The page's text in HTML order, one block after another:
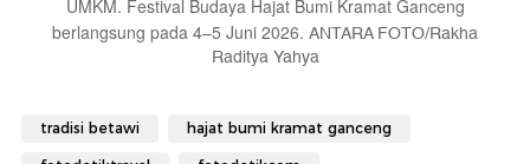
UMKM. Festival Budaya Hajat Bumi Kramat Ganceng
berlangsung pada 4–5 Juni 2026. ANTARA FOTO/Rakha
Raditya Yahya
tradisi betawi hajat bumi kramat ganceng